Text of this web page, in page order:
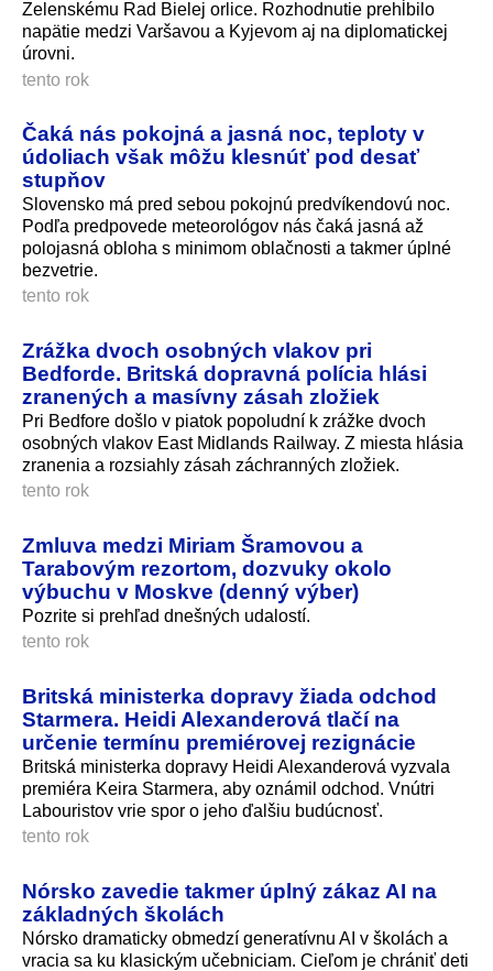
Zelenskému Rad Bielej orlice. Rozhodnutie prehĺbilo
napätie medzi Varšavou a Kyjevom aj na diplomatickej
úrovni.
tento rok
Čaká nás pokojná a jasná noc, teploty v
údoliach však môžu klesnúť pod desať
stupňov
Slovensko má pred sebou pokojnú predvíkendovú noc.
Podľa predpovede meteorológov nás čaká jasná až
polojasná obloha s minimom oblačnosti a takmer úplné
bezvetrie.
tento rok
Zrážka dvoch osobných vlakov pri
Bedforde. Britská dopravná polícia hlási
zranených a masívny zásah zložiek
Pri Bedfore došlo v piatok popoludní k zrážke dvoch
osobných vlakov East Midlands Railway. Z miesta hlásia
zranenia a rozsiahly zásah záchranných zložiek.
tento rok
Zmluva medzi Miriam Šramovou a
Tarabovým rezortom, dozvuky okolo
výbuchu v Moskve (denný výber)
Pozrite si prehľad dnešných udalostí.
tento rok
Britská ministerka dopravy žiada odchod
Starmera. Heidi Alexanderová tlačí na
určenie termínu premiérovej rezignácie
Britská ministerka dopravy Heidi Alexanderová vyzvala
premiéra Keira Starmera, aby oznámil odchod. Vnútri
Labouristov vrie spor o jeho ďalšiu budúcnosť.
tento rok
Nórsko zavedie takmer úplný zákaz AI na
základných školách
Nórsko dramaticky obmedzí generatívnu AI v školách a
vracia sa ku klasickým učebniciam. Cieľom je chrániť deti